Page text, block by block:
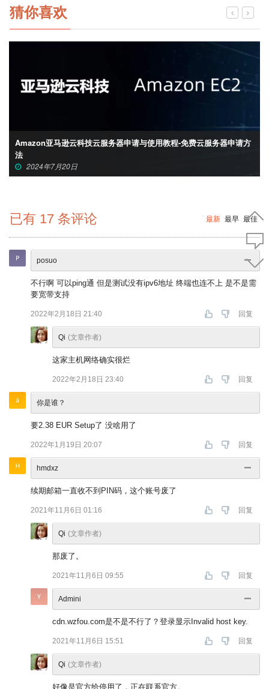
猜你喜欢
Snipaste优秀免费的截图工具-强大的截图+贴图功能 提升截图工作效
率
2023年4月15日
已有 17 条评论 最新 最早 最佳
posuo
不行啊 可以ping通 但是测试没有ipv6地址 终端也连不上 是不是需
要宽带支持
2022年2月18日 21:40 回复
Qi (文章作者)
这家主机网络确实很烂
2022年2月18日 23:40 回复
你是谁？
要2.38 EUR Setup了 没啥用了
2022年1月19日 20:07 回复
hmdxz
续期邮箱一直收不到PIN码，这个账号废了
2021年11月6日 01:16 回复
Qi (文章作者)
那废了。
2021年11月6日 09:55 回复
Admini
cdn.wzfou.com是不是不行了？登录显示Invalid host key.
2021年11月6日 15:51 回复
Qi (文章作者)
好像是官方给停用了，正在联系官方。